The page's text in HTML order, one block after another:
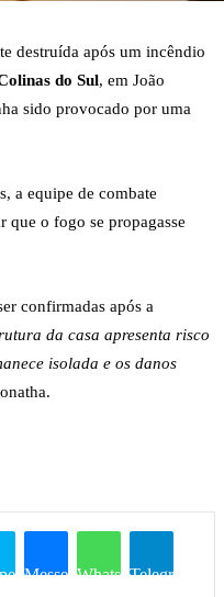
destruída após um incêndio
do Sul, em João
sido provocado por uma
a equipe de combate
que o fogo se propagasse
confirmadas após a
da casa apresenta risco
isolada e os danos
MessengerWhatsAppTelegram